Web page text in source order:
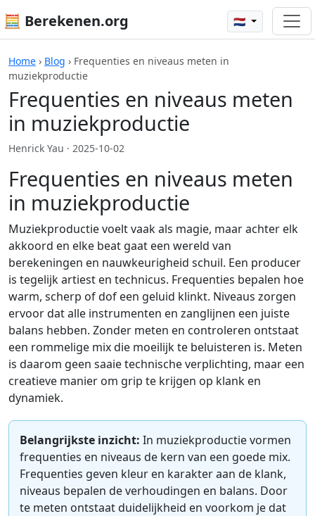
🧮 Berekenen.org 🇳🇱
Home › Blog › Frequenties en niveaus meten in
muziekproductie
Frequenties en niveaus meten
in muziekproductie
Henrick Yau · 2025-10-02
Frequenties en niveaus meten
in muziekproductie
Muziekproductie voelt vaak als magie, maar achter elk
akkoord en elke beat gaat een wereld van
berekeningen en nauwkeurigheid schuil. Een producer
is tegelijk artiest en technicus. Frequenties bepalen hoe
warm, scherp of dof een geluid klinkt. Niveaus zorgen
ervoor dat alle instrumenten en zanglijnen een juiste
balans hebben. Zonder meten en controleren ontstaat
een rommelige mix die moeilijk te beluisteren is. Meten
is daarom geen saaie technische verplichting, maar een
creatieve manier om grip te krijgen op klank en
dynamiek.
Belangrijkste inzicht: In muziekproductie vormen
frequenties en niveaus de kern van een goede mix.
Frequenties geven kleur en karakter aan de klank,
niveaus bepalen de verhoudingen en balans. Door
te meten ontstaat duidelijkheid en voorkom je dat